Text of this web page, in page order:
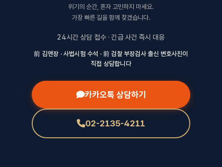
위기의 순간, 혼자 고민하지 마세요.
가장 빠른 길을 함께 찾겠습니다.
24시간 상담 접수 · 긴급 사건 즉시 대응
前 김앤장 · 사법시험 수석 · 前 검찰 부장검사 출신 변호사진이
직접 상담합니다
카카오톡 상담하기
02-2135-4211